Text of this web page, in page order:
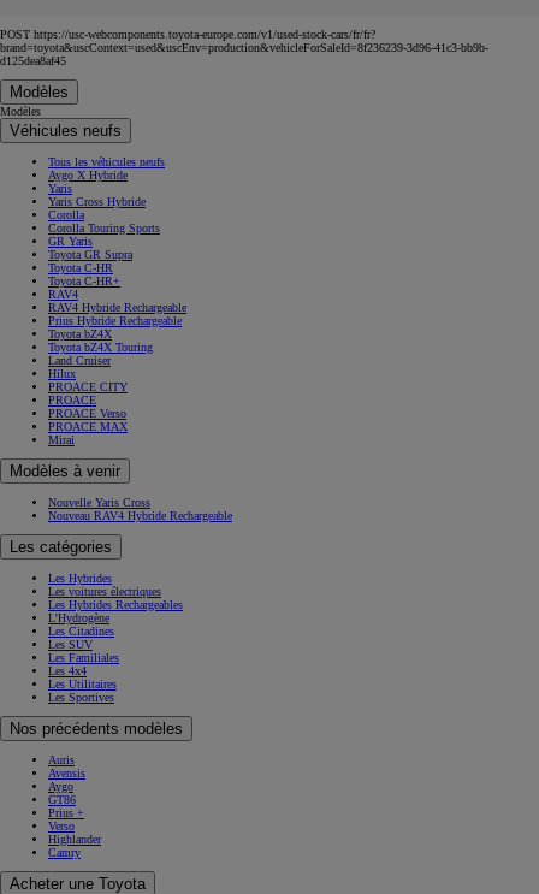
POST https://usc-webcomponents.toyota-europe.com/v1/used-stock-cars/fr/fr?
brand=toyota&uscContext=used&uscEnv=production&vehicleForSaleId=8f236239-3d96-41c3-bb9b-
d125dea8af45
Modèles
Modèles
Véhicules neufs
Tous les véhicules neufs
Aygo X Hybride
Yaris
Yaris Cross Hybride
Corolla
Corolla Touring Sports
GR Yaris
Toyota GR Supra
Toyota C-HR
Toyota C-HR+
RAV4
RAV4 Hybride Rechargeable
Prius Hybride Rechargeable
Toyota bZ4X
Toyota bZ4X Touring
Land Cruiser
Hilux
PROACE CITY
PROACE
PROACE Verso
PROACE MAX
Mirai
Modèles à venir
Nouvelle Yaris Cross
Nouveau RAV4 Hybride Rechargeable
Les catégories
Les Hybrides
Les voitures électriques
Les Hybrides Rechargeables
L'Hydrogène
Les Citadines
Les SUV
Les Familiales
Les 4x4
Les Utilitaires
Les Sportives
Nos précédents modèles
Auris
Avensis
Aygo
GT86
Prius +
Verso
Highlander
Camry
Acheter une Toyota